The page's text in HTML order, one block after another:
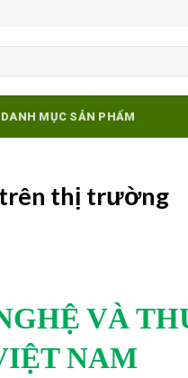
DANH MỤC SẢN PHẨM
trên thị trường
VÀ
NAM